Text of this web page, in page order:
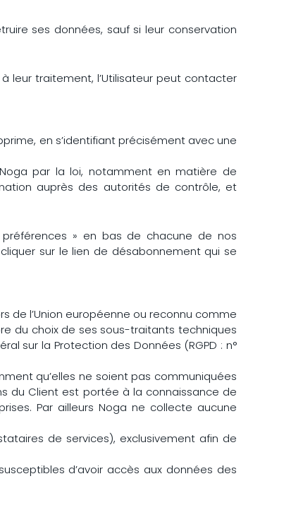
ses données, sauf si leur conservation
leur traitement, l’Utilisateur peut contacter
en s’identifiant précisément avec une
par la loi, notamment en matière de
auprès des autorités de contrôle, et
» en bas de chacune de nos
sur le lien de désabonnement qui se
de l’Union européenne ou reconnu comme
du choix de ses sous-traitants techniques
sur la Protection des Données (RGPD : n°
qu’elles ne soient pas communiquées
du Client est portée à la connaissance de
Par ailleurs Noga ne collecte aucune
de services), exclusivement afin de
d’avoir accès aux données des